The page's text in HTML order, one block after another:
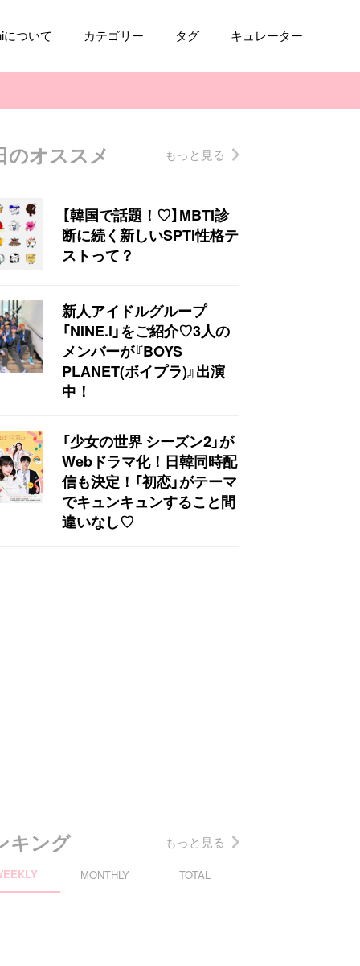
ついて カテゴリー タグ キュレーター
のオススメ もっと見る
【韓国で話題！♡】MBTI診
断に続く新しいSPTI性格テ
ストって？
新人アイドルグループ
「NINE.i」をご紹介♡3人の
メンバーが『BOYS
PLANET(ボイプラ)』出演
中！
「少女の世界 シーズン2」が
Webドラマ化！日韓同時配
信も決定！「初恋」がテーマ
でキュンキュンすること間
違いなし♡
キング もっと見る
MONTHLY TOTAL